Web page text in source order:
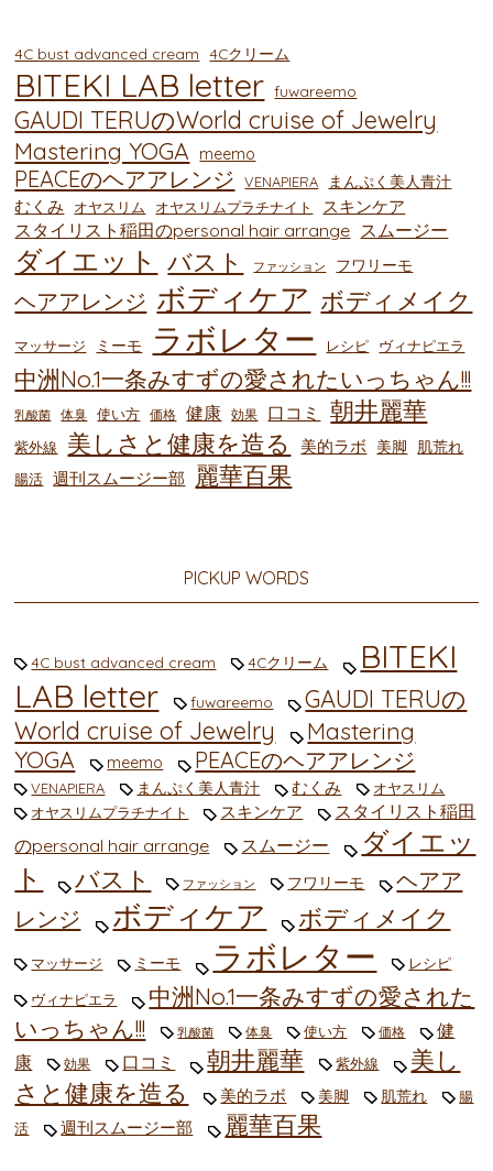
4C bust advanced cream 4Cクリーム
BITEKI LAB letter fuwareemo
GAUDI TERUのWorld cruise of Jewelry
Mastering YOGA meemo
PEACEのヘアアレンジ VENAPIERA まんぷく美人青汁
むくみ オヤスリム オヤスリムプラチナイト スキンケア
スタイリスト稲田のpersonal hair arrange スムージー
ダイエット バスト ファッション フワリーモ
ヘアアレンジ ボディケア ボディメイク
マッサージ ミーモ ラボレター レシピ ヴィナピエラ
中洲No.1一条みすずの愛されたいっちゃん!!!
乳酸菌 体臭 使い方 価格 健康 効果 口コミ 朝井麗華
紫外線 美しさと健康を造る 美的ラボ 美脚 肌荒れ
腸活 週刊スムージー部 麗華百果
PICKUP WORDS
4C bust advanced cream 4Cクリーム
BITEKI
LAB letter
fuwareemo
GAUDI TERUの
World cruise of Jewelry
Mastering
YOGA
meemo PEACEのヘアアレンジ
VENAPIERA まんぷく美人青汁 むくみ
オヤスリム
オヤスリムプラチナイト
スキンケア
スタイリスト稲田
のpersonal hair arrange
スムージー
ダイエッ
ト
バスト ファッション フワリーモ
ヘアア
レンジ
ボディケア ボディメイク
マッサージ ミーモ ラボレター レシピ
ヴィナピエラ
中洲No.1一条みすずの愛された
いっちゃん!!!
乳酸菌 体臭 使い方 価格
健
康
効果 口コミ 朝井麗華 紫外線
美し
さと健康を造る
美的ラボ 美脚 肌荒れ
腸
活
週刊スムージー部 麗華百果